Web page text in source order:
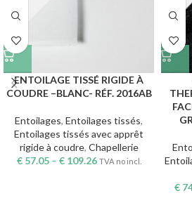
ENTOILAGE TISSÉ RIGIDE À
COUDRE –BLANC- RÉF. 2016AB
Entoilages, Entoilages tissés,
Entoilages tissés avec apprêt
rigide à coudre, Chapellerie
€57.05– €109.26 TVA no incl.
€